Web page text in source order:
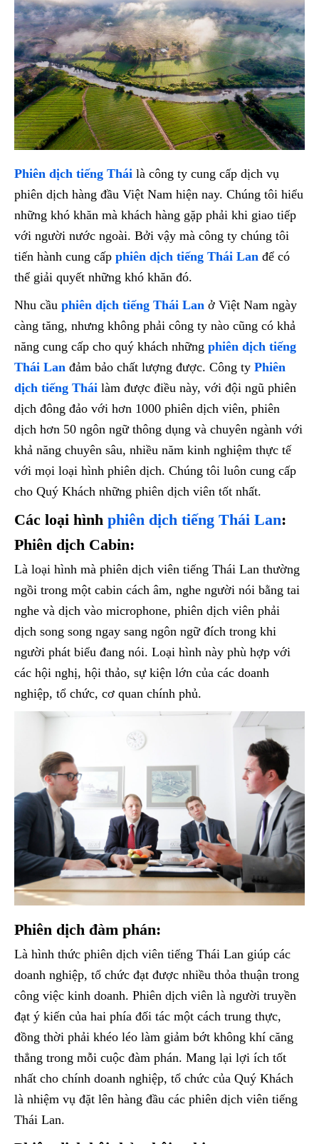
Phiên dịch tiếng Thái là công ty cung cấp dịch vụ
phiên dịch hàng đầu Việt Nam hiện nay. Chúng tôi hiểu
những khó khăn mà khách hàng gặp phải khi giao tiếp
với người nước ngoài. Bởi vậy mà công ty chúng tôi
tiến hành cung cấp phiên dịch tiếng Thái Lan để có
thể giải quyết những khó khăn đó.
Nhu cầu phiên dịch tiếng Thái Lan ở Việt Nam ngày
càng tăng, nhưng không phải công ty nào cũng có khả
năng cung cấp cho quý khách những phiên dịch tiếng
Thái Lan đảm bảo chất lượng được. Công ty Phiên
dịch tiếng Thái làm được điều này, với đội ngũ phiên
dịch đông đảo với hơn 1000 phiên dịch viên, phiên
dịch hơn 50 ngôn ngữ thông dụng và chuyên ngành với
khả năng chuyên sâu, nhiều năm kinh nghiệm thực tế
với mọi loại hình phiên dịch. Chúng tôi luôn cung cấp
cho Quý Khách những phiên dịch viên tốt nhất.
Các loại hình phiên dịch tiếng Thái Lan:
Phiên dịch Cabin:
Là loại hình mà phiên dịch viên tiếng Thái Lan thường
ngồi trong một cabin cách âm, nghe người nói bằng tai
nghe và dịch vào microphone, phiên dịch viên phải
dịch song song ngay sang ngôn ngữ đích trong khi
người phát biểu đang nói. Loại hình này phù hợp với
các hội nghị, hội thảo, sự kiện lớn của các doanh
nghiệp, tổ chức, cơ quan chính phủ.
Phiên dịch đàm phán:
Là hình thức phiên dịch viên tiếng Thái Lan giúp các
doanh nghiệp, tổ chức đạt được nhiều thỏa thuận trong
công việc kinh doanh. Phiên dịch viên là người truyền
đạt ý kiến của hai phía đối tác một cách trung thực,
đồng thời phải khéo léo làm giảm bớt không khí căng
thẳng trong mỗi cuộc đàm phán. Mang lại lợi ích tốt
nhất cho chính doanh nghiệp, tổ chức của Quý Khách
là nhiệm vụ đặt lên hàng đầu các phiên dịch viên tiếng
Thái Lan.